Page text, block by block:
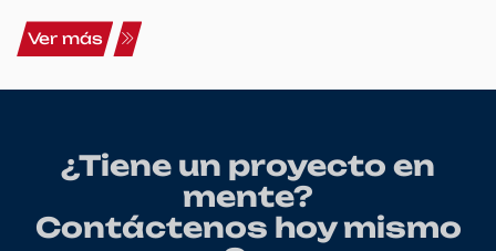
Ver más
¿Tiene un proyecto en
mente?
Contáctenos hoy mismo